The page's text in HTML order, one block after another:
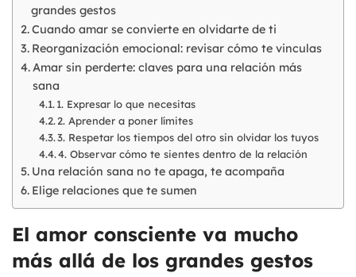
grandes gestos
Cuando amar se convierte en olvidarte de ti
Reorganización emocional: revisar cómo te vinculas
Amar sin perderte: claves para una relación más
sana
1. Expresar lo que necesitas
2. Aprender a poner límites
3. Respetar los tiempos del otro sin olvidar los tuyos
4. Observar cómo te sientes dentro de la relación
Una relación sana no te apaga, te acompaña
Elige relaciones que te sumen
El amor consciente va mucho
más allá de los grandes gestos